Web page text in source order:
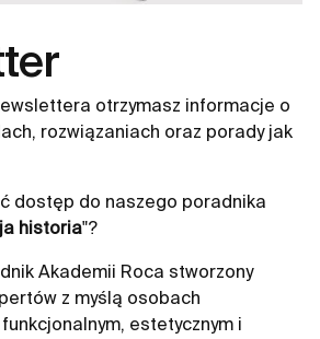
otrzymasz informacje o
rozwiązaniach oraz porady jak
dostęp do naszego poradnika
historia"?
Akademii Roca stworzony
z myślą osobach
estetycznym i